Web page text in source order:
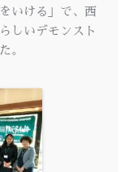
いける」で、西
しいデモンスト
。